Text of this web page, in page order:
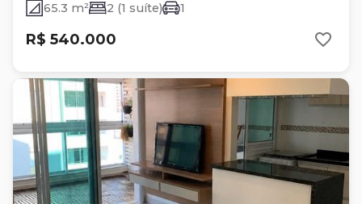
65.3 m² 2 (1 suíte) 1
R$ 540.000